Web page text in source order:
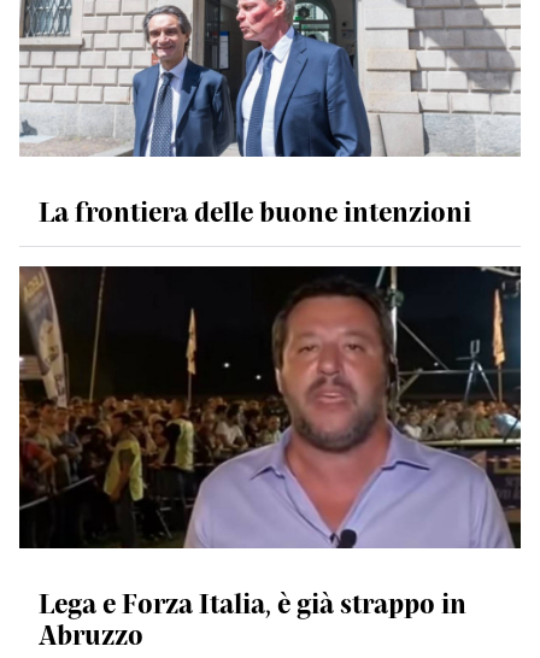
La frontiera delle buone intenzioni
Lega e Forza Italia, è già strappo in
Abruzzo